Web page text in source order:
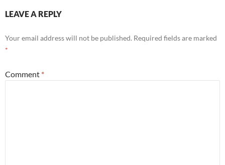
LEAVE A REPLY
Your email address will not be published. Required fields are marked
*
Comment *